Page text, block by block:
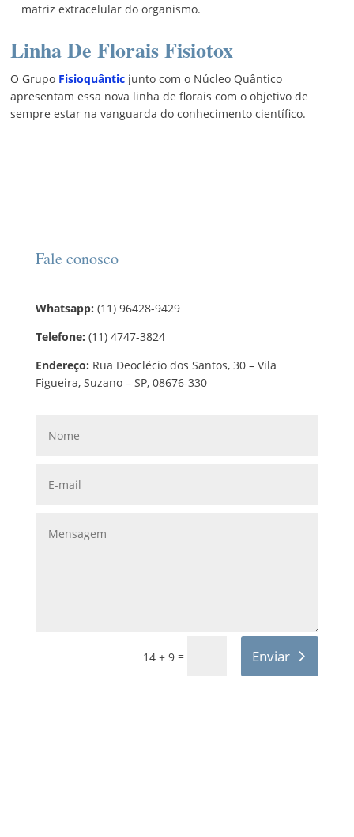
matriz extracelular do organismo.
Linha De FloraisFisiotox
O Grupo Fisioquântic junto com o Núcleo Quântico
apresentam essa nova linha de florais com o objetivo de
sempre estar na vanguarda do conhecimento científico.
Fale conosco
Whatsapp: (11) 96428-9429
Telefone: (11) 4747-3824
Endereço: Rua Deoclécio dos Santos, 30 – Vila
Figueira, Suzano – SP, 08676-330
14 + 9 = Enviar